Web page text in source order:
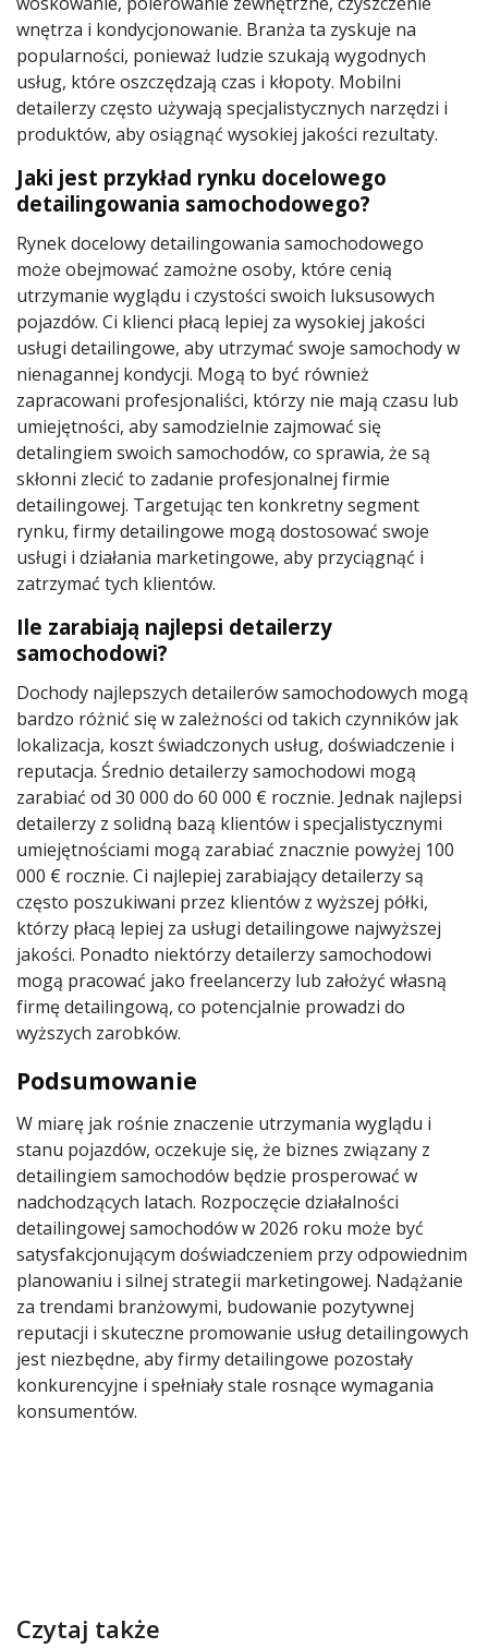
wnętrza i kondycjonowanie. Branża ta zyskuje na
popularności, ponieważ ludzie szukają wygodnych
usług, które oszczędzają czas i kłopoty. Mobilni
detailerzy często używają specjalistycznych narzędzi i
produktów, aby osiągnąć wysokiej jakości rezultaty.
Jaki jest przykład rynku docelowego
detailingowania samochodowego?
Rynek docelowy detailingowania samochodowego
może obejmować zamożne osoby, które cenią
utrzymanie wyglądu i czystości swoich luksusowych
pojazdów. Ci klienci płacą lepiej za wysokiej jakości
usługi detailingowe, aby utrzymać swoje samochody w
nienagannej kondycji. Mogą to być również
zapracowani profesjonaliści, którzy nie mają czasu lub
umiejętności, aby samodzielnie zajmować się
detalingiem swoich samochodów, co sprawia, że są
skłonni zlecić to zadanie profesjonalnej firmie
detailingowej. Targetując ten konkretny segment
rynku, firmy detailingowe mogą dostosować swoje
usługi i działania marketingowe, aby przyciągnąć i
zatrzymać tych klientów.
Ile zarabiają najlepsi detailerzy
samochodowi?
Dochody najlepszych detailerów samochodowych mogą
bardzo różnić się w zależności od takich czynników jak
lokalizacja, koszt świadczonych usług, doświadczenie i
reputacja. Średnio detailerzy samochodowi mogą
zarabiać od 30 000 do 60 000 € rocznie. Jednak najlepsi
detailerzy z solidną bazą klientów i specjalistycznymi
umiejętnościami mogą zarabiać znacznie powyżej 100
000 € rocznie. Ci najlepiej zarabiający detailerzy są
często poszukiwani przez klientów z wyższej półki,
którzy płacą lepiej za usługi detailingowe najwyższej
jakości. Ponadto niektórzy detailerzy samochodowi
mogą pracować jako freelancerzy lub założyć własną
firmę detailingową, co potencjalnie prowadzi do
wyższych zarobków.
Podsumowanie
W miarę jak rośnie znaczenie utrzymania wyglądu i
stanu pojazdów, oczekuje się, że biznes związany z
detailingiem samochodów będzie prosperować w
nadchodzących latach. Rozpoczęcie działalności
detailingowej samochodów w 2026 roku może być
satysfakcjonującym doświadczeniem przy odpowiednim
planowaniu i silnej strategii marketingowej. Nadążanie
za trendami branżowymi, budowanie pozytywnej
reputacji i skuteczne promowanie usług detailingowych
jest niezbędne, aby firmy detailingowe pozostały
konkurencyjne i spełniały stale rosnące wymagania
konsumentów.
Czytaj także